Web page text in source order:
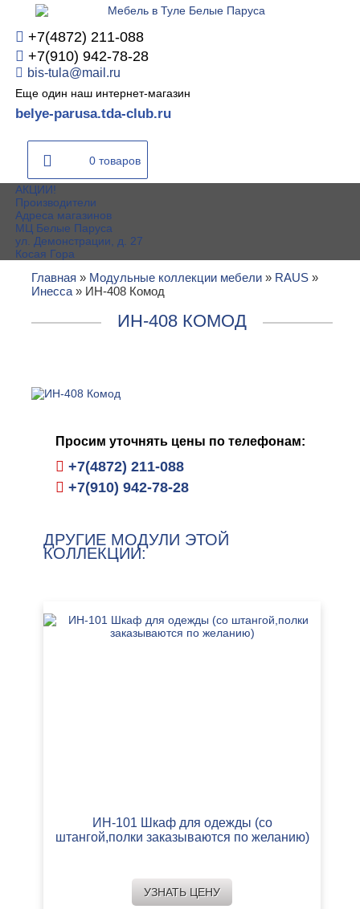
+7(4872) 211-088
+7(910) 942-78-28
bis-tula@mail.ru
Еще один наш интернет-магазин
belye-parusa.tda-club.ru
0 товаров
АКЦИИ!
Производители
Адреса магазинов
МЦ Белые Паруса
ул. Демонстрации, д. 27
Косая Гора
Главная » Модульные коллекции мебели » RAUS »
Инесса » ИН-408 Комод
ИН-408 КОМОД
Просим уточнять цены по телефонам:
+7(4872) 211-088
+7(910) 942-78-28
ДРУГИЕ МОДУЛИ ЭТОЙ
КОЛЛЕКЦИИ:
ИН-101 Шкаф для одежды (со
штангой,полки заказываются по желанию)
УЗНАТЬ ЦЕНУ